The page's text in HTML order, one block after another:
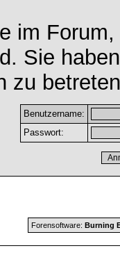
im
Sie
zu
Benutzername:
Passwort:
Forensoftware: Burning